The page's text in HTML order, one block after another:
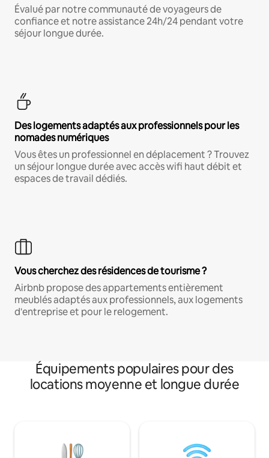
Évalué par notre communauté de voyageurs de
confiance et notre assistance 24h/24 pendant votre
séjour longue durée.
Des logements adaptés aux professionnels pour les
nomades numériques
Vous êtes un professionnel en déplacement ? Trouvez
un séjour longue durée avec accès wifi haut débit et
espaces de travail dédiés.
Vous cherchez des résidences de tourisme ?
Airbnb propose des appartements entièrement
meublés adaptés aux professionnels, aux logements
d'entreprise et pour le relogement.
Équipements populaires pour des
locations moyenne et longue durée